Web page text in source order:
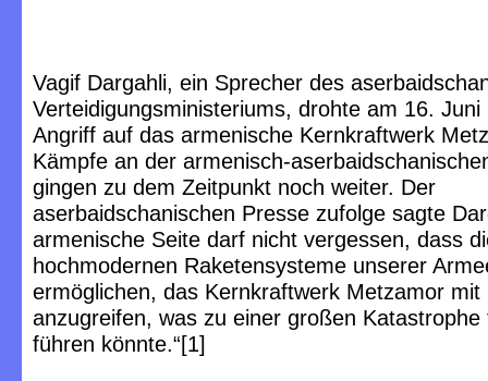
Vagif Dargahli, ein Sprecher des
Verteidigungsministeriums, drohte am 16. Juni
Angriff auf das armenische Kernkraftwerk
Kämpfe an der armenisch-
gingen zu dem Zeitpunkt noch weiter. Der
aserbaidschanischen Presse zufolge sagte
armenische Seite darf nicht vergessen, dass
hochmodernen Raketensysteme unserer
ermöglichen, das Kernkraftwerk Metzamor mit
anzugreifen, was zu einer großen Katastrophe
führen könnte.“[1]